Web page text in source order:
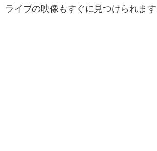
ライブの映像もすぐに見つけられま